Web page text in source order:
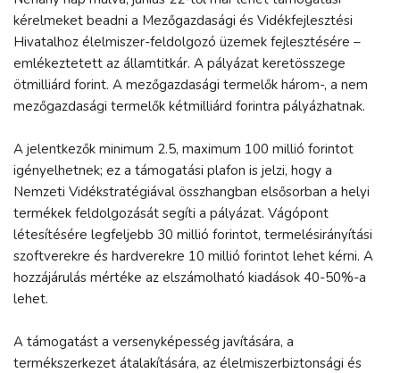
kérelmeket beadni a Mezőgazdasági és Vidékfejlesztési
Hivatalhoz élelmiszer-feldolgozó üzemek fejlesztésére –
emlékeztetett az államtitkár. A pályázat keretösszege
ötmilliárd forint. A mezőgazdasági termelők három-, a nem
mezőgazdasági termelők kétmilliárd forintra pályázhatnak.
A jelentkezők minimum 2.5, maximum 100 millió forintot
igényelhetnek; ez a támogatási plafon is jelzi, hogy a
Nemzeti Vidékstratégiával összhangban elsősorban a helyi
termékek feldolgozását segíti a pályázat. Vágópont
létesítésére legfeljebb 30 millió forintot, termelésirányítási
szoftverekre és hardverekre 10 millió forintot lehet kérni. A
hozzájárulás mértéke az elszámolható kiadások 40-50%-a
lehet.
A támogatást a versenyképesség javítására, a
termékszerkezet átalakítására, az élelmiszerbiztonsági és